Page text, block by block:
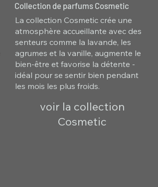
Collection de parfums Cosmetic
La collection Cosmetic crée une
atmosphère accueillante avec des
senteurs comme la lavande, les
agrumes et la vanille, augmente le
bien-être et favorise la détente -
idéal pour se sentir bien pendant
les mois les plus froids.
voir la collection
Cosmetic